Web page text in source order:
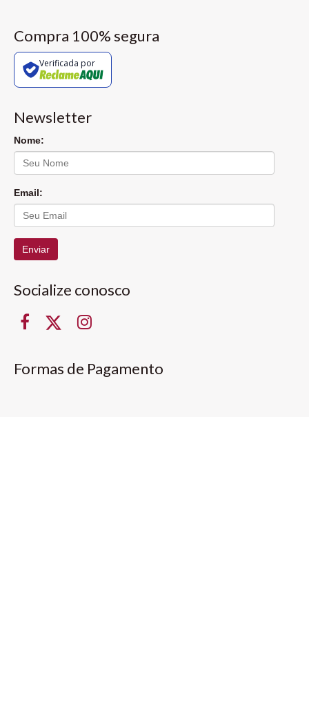
Compra 100% segura
Verificada por
Newsletter
Nome:
Email:
Enviar
Socialize conosco
Formas de Pagamento